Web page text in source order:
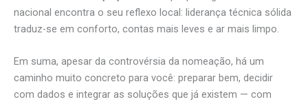
nacional encontra o seu reflexo local: liderança técnica sólida
traduz-se em conforto, contas mais leves e ar mais limpo.
Em suma, apesar da controvérsia da nomeação, há um
caminho muito concreto para você: preparar bem, decidir
com dados e integrar as soluções que já existem — com